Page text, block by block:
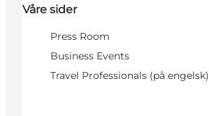
Våre sider
Press Room
Business Events
Travel Professionals (på engelsk)